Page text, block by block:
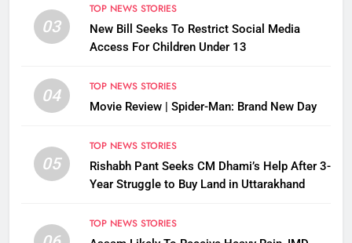
03
TOP NEWS STORIES
New Bill Seeks To Restrict Social Media
Access For Children Under 13
04
TOP NEWS STORIES
Movie Review | Spider-Man: Brand New Day
05
TOP NEWS STORIES
Rishabh Pant Seeks CM Dhami’s Help After 3-
Year Struggle to Buy Land in Uttarakhand
TOP NEWS STORIES